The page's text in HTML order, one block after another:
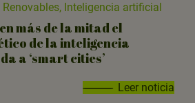
Renovables, Inteligencia artificial
más de la mitad el
de la inteligencia
a ‘smart cities’
Leer noticia